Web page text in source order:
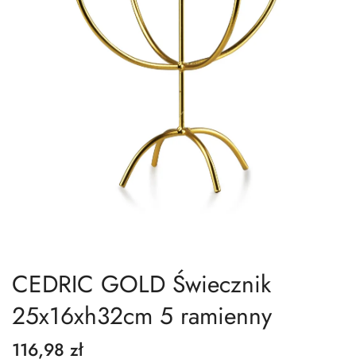
CEDRIC GOLD Świecznik
25x16xh32cm 5 ramienny
116,98 zł